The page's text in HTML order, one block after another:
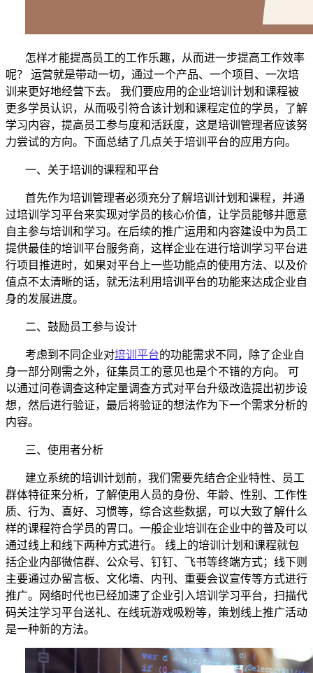
怎样才能提高员工的工作乐趣， 从而进一步提高工作效率
呢？
运营就是带动一切，通过一个产品、一个项目、一次培
训来更好地经营下去。
我们要应用 的企业培训计划和课程被
更多学员认识，
从而吸引符合该计划和课程定位的学员，了解
学习内容，提高员工参与度和活跃度，这是培训管理者应该努
力尝试的方向。 下面总结了几点关于培训平台的应用方向。
一、 关于培训 的课程和平台
首先作为培训管理者必须充分了解培训计划 和课程，并通
过培训学习平台来实现对学员的核心价值， 让学员能够并愿意
自主参与培训和学习。 在后续的推广运用和内容建设中为员工
提供最佳的培训平台服务商，这样企业在进行培训学习平台进
行项目推进时，如果对平台上一些功能点的使用方法、 以及价
值点不太清晰的话，就无法利用培训 平台的功能来达成企业自
身的发展进度。
二、 鼓励员工参与设计
考虑到不同企业对培训 平台的功能需求不同 ，
除了企业自
身一部分刚需之外， 征集员工的意见也是个不错的方向。
可
以通过问卷调查这种定量调查方式对平台升级改造提出初步设
想，然后进行验证，最后将验证的想法作为下一个需求分析的
内容。
三、使用者分析
建立系统的培训计划前， 我们需要先结合企业特性、
员工
群体特征来分析，了解使用人员的身份、年龄、性别、工作性
质、行为、喜好、习惯等，综合这些数据， 可以大致了解什么
样的课程符合学员的胃口。一般企业培训 在企业中的普及可以
通过线上和线下两种方式进行。 线上的培训计划和课程就包
括企业内部微信群、 公众号、 钉钉、 飞书等终端方式；线下则
主要通过办留言板、文化墙、内刊、重要会议宣传等方式进行
推广。
网络时代也已经加速了企业引入培训 学习平台，扫描代
码关注学习平台送礼、在线玩游戏吸粉等，策划线上推广活动
是一种新的方法。